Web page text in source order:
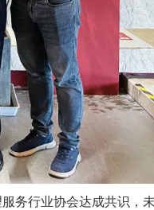
行业协会达成共识，